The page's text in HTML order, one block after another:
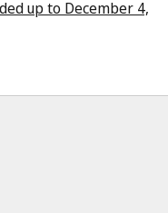
up to December 4,